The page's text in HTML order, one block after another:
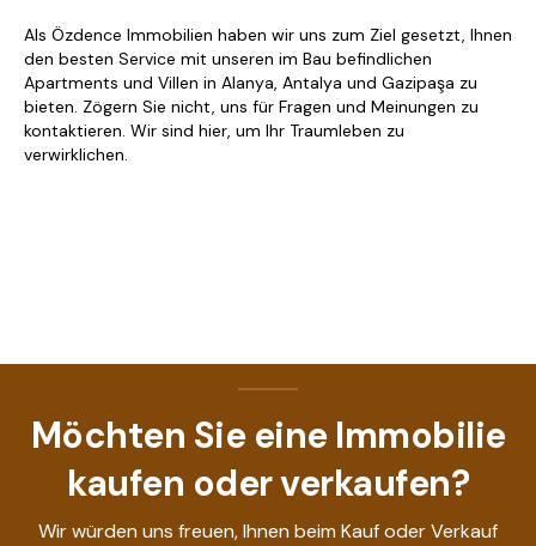
Als Özdence Immobilien haben wir uns zum Ziel gesetzt, Ihnen
den besten Service mit unseren im Bau befindlichen
Apartments und Villen in Alanya, Antalya und Gazipaşa zu
bieten. Zögern Sie nicht, uns für Fragen und Meinungen zu
kontaktieren. Wir sind hier, um Ihr Traumleben zu
verwirklichen.
Möchten Sie eine Immobilie
kaufen oder verkaufen?
Wir würden uns freuen, Ihnen beim Kauf oder Verkauf